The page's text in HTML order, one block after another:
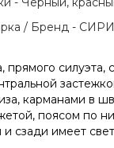
/ Бренд -
прямого силуэта,
карманами в
поясом по
и сзади имеет